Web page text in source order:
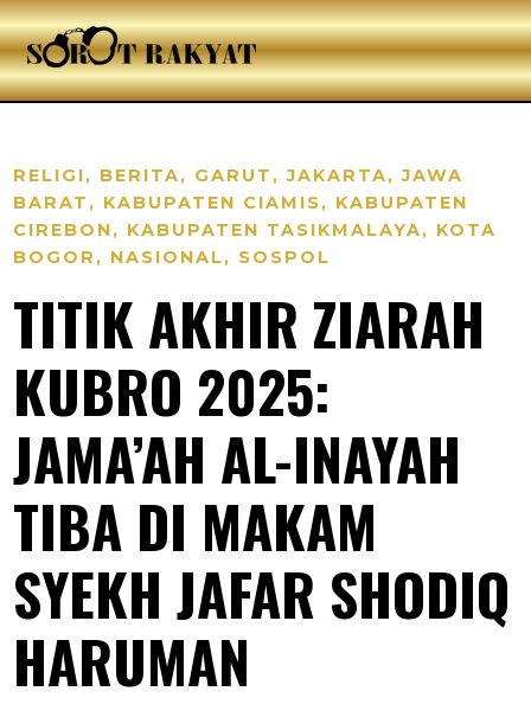
RELIGI, BERITA, GARUT ,JAKARTA,JAWA
BARAT , KABUPATEN CIAMIS, KABUPATEN
CIREBON, KABUPATEN TASIKMALAYA, KOTA
BOGOR , NASIONAL, SOSPOL
TITIK AKHIR ZIARAH
KUBRO 2025:
JAMA’AH AL-INAYAH
TIBA DI MAKAM
SYEKH JAFAR SHODIQ
HARUMAN